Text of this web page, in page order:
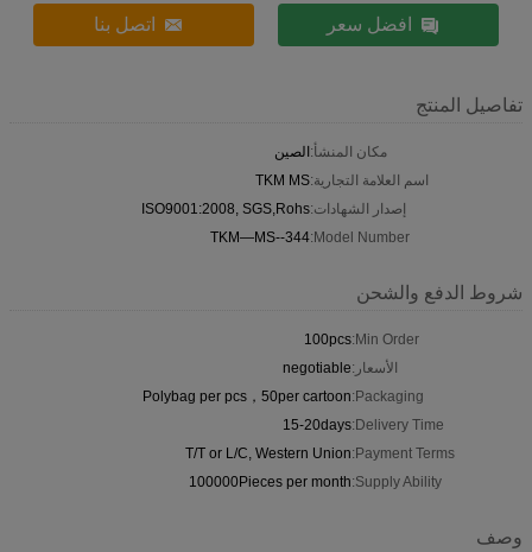
افضل سعر اتصل بنا
تفاصيل المنتج
مكان المنشأ:الصين
اسم العلامة التجارية:TKM MS
إصدار الشهادات:ISO9001:2008, SGS,Rohs
Model Number:
TKM—MS--344
شروط الدفع والشحن
Min Order:
100pcs
الأسعار:negotiable
Packaging:
Polybag per pcs，50per cartoon
Delivery Time:
15-20days
Payment Terms:
T/T or L/C, Western Union
Supply Ability:
100000Pieces per month
وصف